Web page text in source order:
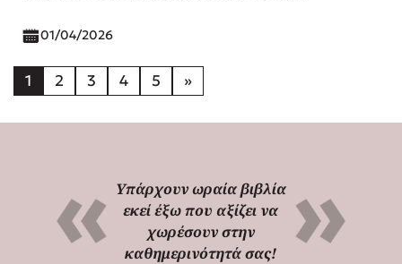
01/04/2026
1 2 3 4 5 »
Υπάρχουν ωραία βιβλία
εκεί έξω που αξίζει να
χωρέσουν στην
καθημερινότητά σας!